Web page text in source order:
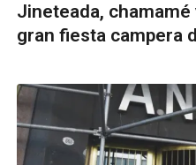
Jineteada,
gran fiesta campera